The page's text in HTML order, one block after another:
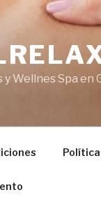
Wellnes Spa en